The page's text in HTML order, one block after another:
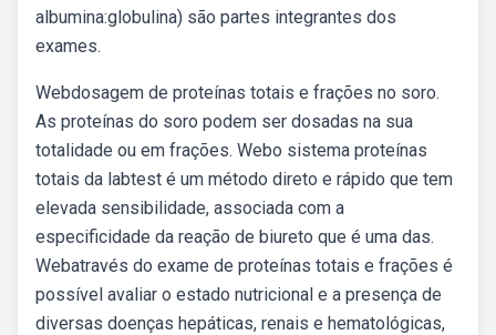
albumina:globulina) são partes integrantes dos
exames.
Webdosagem de proteínas totais e frações no soro.
As proteínas do soro podem ser dosadas na sua
totalidade ou em frações. Webo sistema proteínas
totais da labtest é um método direto e rápido que tem
elevada sensibilidade, associada com a
especificidade da reação de biureto que é uma das.
Webatravés do exame de proteínas totais e frações é
possível avaliar o estado nutricional e a presença de
diversas doenças hepáticas, renais e hematológicas,